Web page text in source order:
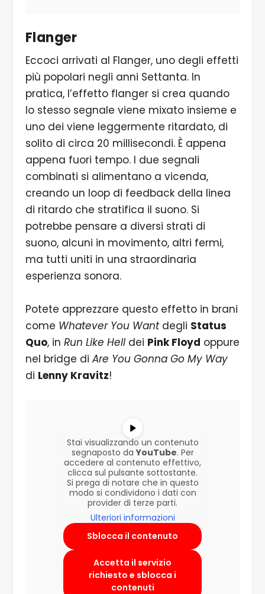
Flanger
Eccoci arrivati al Flanger, uno degli effetti
più popolari negli anni Settanta. In
pratica, l’effetto flanger si crea quando
lo stesso segnale viene mixato insieme e
uno dei viene leggermente ritardato, di
solito di circa 20 millisecondi. È appena
appena fuori tempo. I due segnali
combinati si alimentano a vicenda,
creando un loop di feedback della linea
di ritardo che stratifica il suono. Si
potrebbe pensare a diversi strati di
suono, alcuni in movimento, altri fermi,
ma tutti uniti in una straordinaria
esperienza sonora.
Potete apprezzare questo effetto in brani
come Whatever You Want degli Status
Quo, in Run Like Helldei Pink Floyd oppure
nel bridge di Are You Gonna Go My Way
di Lenny Kravitz!
Stai visualizzando un contenuto
segnaposto daYouTube. Per
accedere al contenuto effettivo,
clicca sul pulsante sottostante.
Si prega di notare che in questo
modo si condividono i dati con
provider di terze parti.
Ulteriori informazioni
Sblocca il contenuto
Accetta il servizio
richiesto e sblocca i
contenuti